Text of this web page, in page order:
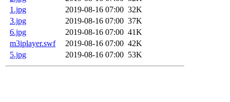
1.jpg
2019-08-16 07:00 32K
3.jpg
2019-08-16 07:00 37K
6.jpg
2019-08-16 07:00 41K
m3iplayer.swf
2019-08-16 07:00 42K
5.jpg
2019-08-16 07:00 53K